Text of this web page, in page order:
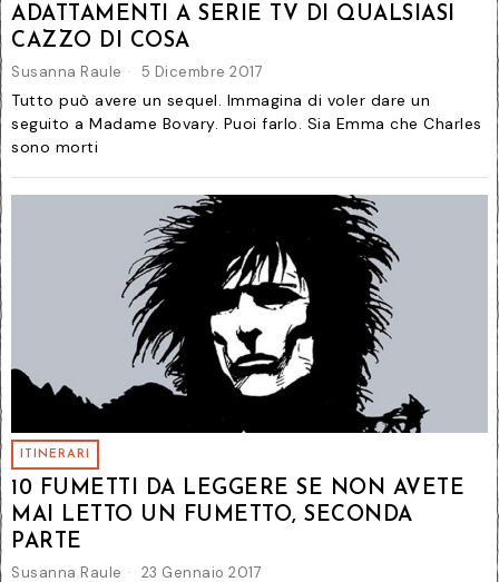
ADATTAMENTI A SERIE TV DI QUALSIASI
CAZZO DI COSA
Susanna Raule 5 Dicembre 2017
Tutto può avere un sequel. Immagina di voler dare un
seguito a Madame Bovary. Puoi farlo. Sia Emma che Charles
sono morti
ITINERARI
10 FUMETTI DA LEGGERE SE NON AVETE
MAI LETTO UN FUMETTO, SECONDA
PARTE
Susanna Raule 23 Gennaio 2017